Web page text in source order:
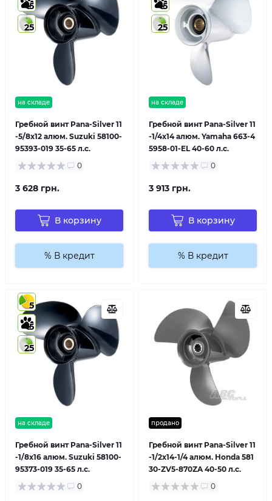
на складе
Гребной винт Pana-Silver 11
-5/8x12 алюм. Suzuki 58100-
95393-019 35-65 л.с.
5
25
0
3 628 грн.
В корзину
% В кредит
на складе
Гребной винт Pana-Silver 11
-1/4x14 алюм. Yamaha 663-4
5958-01-EL 40-60 л.с.
5
25
0
3 913 грн.
В корзину
% В кредит
на складе
Гребной винт Pana-Silver 11
-1/8x16 алюм. Suzuki 58100-
95373-019 35-65 л.с.
5
5
25
0
продано
Гребной винт Pana-Silver 11
-1/2x14-1/4 алюм. Honda 581
30-ZV5-870ZA 40-50 л.с.
0